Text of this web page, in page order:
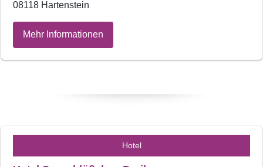
08118 Hartenstein
Mehr Informationen
Hotel